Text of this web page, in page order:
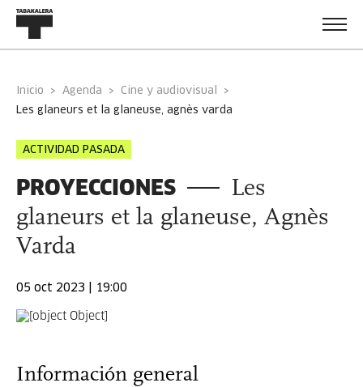
Inicio Agenda
Cine y audiovisual
les glaneurs et la glaneuse, agnès varda
ACTIVIDAD PASADA
PROYECCIONES
Les
glaneurs et la glaneuse, Agnès
Varda
05 oct 2023 | 19:00
Información general